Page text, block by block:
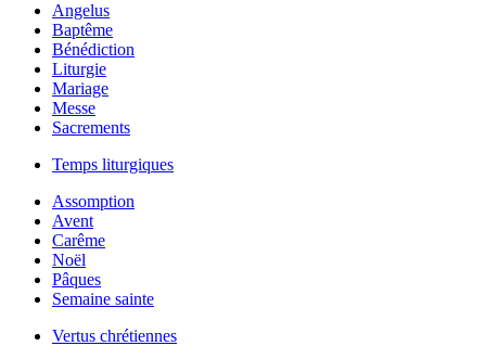
Angelus
Baptême
Bénédiction
Liturgie
Mariage
Messe
Sacrements
Temps liturgiques
Assomption
Avent
Carême
Noël
Pâques
Semaine sainte
Vertus chrétiennes